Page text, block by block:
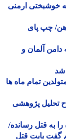
1405 | پیام الهه خوشبختی ارمنی
چپ پای
آلمان و
1405؛ طالع متولدین تمام ماه ها
پژوهشی
قتل رسانده/
بابت قتل